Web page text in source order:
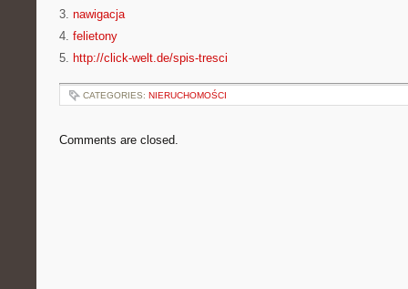
3. nawigacja
4. felietony
5. http://click-welt.de/spis-tresci
CATEGORIES: NIERUCHOMOŚCI
Comments are closed.